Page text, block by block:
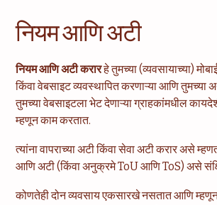
नियम आणि अटी
नियम आणि अटी करारहे तुमच्या (व्यवसायाच्या)
किंवा वेबसाइट व्यवस्थापित करणाऱ्या आणि तुमच्या
तुमच्या वेबसाइटला भेट देणाऱ्या ग्राहकांमधील
म्हणून काम करतात.
त्यांना वापराच्या अटी किंवा सेवा अटी करार असे
आणि अटी (किंवा अनुक्रमे ToU आणि ToS) असे
कोणतेही दोन व्यवसाय एकसारखे नसतात आणि